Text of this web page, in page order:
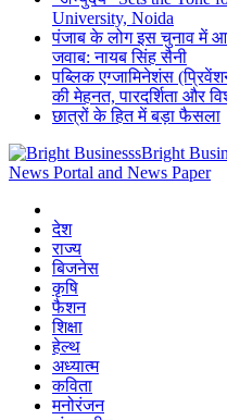
University, Noida
पंजाब के लोग इस चुनाव में
जवाब: नायब सिंह सैनी
पब्लिक एग्जामिनेशंस
की मेहनत, पारदर्शिता और
छात्रों के हित में बड़ा फैसला
Bright
News Portal and News Paper
देश
राज्य
बिजनेस
कृषि
फैशन
शिक्षा
हेल्थ
अध्यात्म
कविता
मनोरंजन